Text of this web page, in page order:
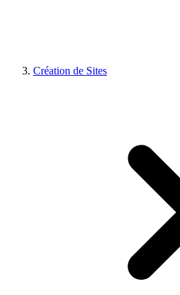
Création de Sites